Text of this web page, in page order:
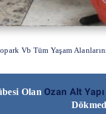
Vb Tüm Yaşam
OlanOzan Alt